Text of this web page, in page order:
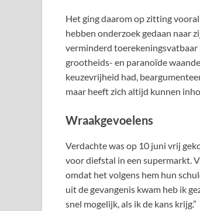
Het ging daarom op zitting
hebben onderzoek gedaan naar
verminderd toerekeningsvatbaar
grootheids- en paranoïde
keuzevrijheid had,
maar heeft zich altijd kunnen
Wraakgevoelens
Verdachte was op 10 juni vrij
voor diefstal in een supermarkt.
omdat het volgens hem hun
uit de gevangenis kwam heb ik
snel mogelijk, als ik de kans krijg.”